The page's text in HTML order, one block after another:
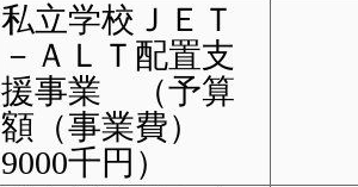
私立学校ＪＥＴ
－ＡＬＴ配置支
援事業 （予算
額（事業費）
9000千円）